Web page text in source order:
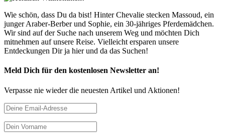
Wie schön, dass Du da bist! Hinter Chevalie stecken Massoud, ein
junger Araber-Berber und Sophie, ein 30-jähriges Pferdemädchen.
Wir sind auf der Suche nach unserem Weg und möchten Dich
mitnehmen auf unsere Reise. Vielleicht ersparen unsere
Entdeckungen Dir ja hier und da das Suchen!
Meld Dich für den kostenlosen Newsletter an!
Verpasse nie wieder die neuesten Artikel und Aktionen!